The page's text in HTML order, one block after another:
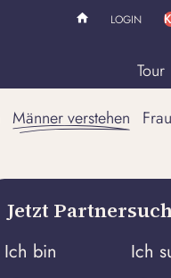
LOGIN
Tour
Männer verstehen
Jetzt
Ich bin Ich